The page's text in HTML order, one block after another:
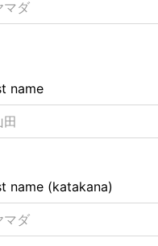
name
name (katakana)